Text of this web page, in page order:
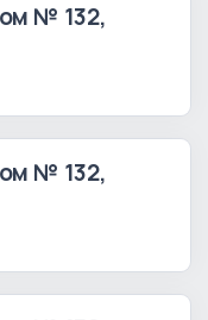
№ 132,
№ 132,